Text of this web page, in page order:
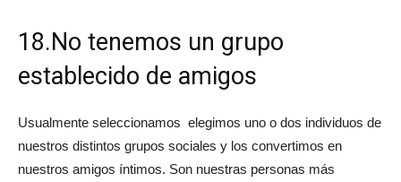
18.No tenemos un grupo
establecido de amigos
Usualmente seleccionamos elegimos uno o dos individuos de
nuestros distintos grupos sociales y los convertimos en
nuestros amigos íntimos. Son nuestras personas más